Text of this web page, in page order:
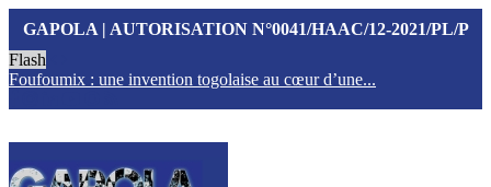
GAPOLA | AUTORISATION N°0041/HAAC/12-2021/PL/P
Flash
Foufoumix : une invention togolaise au cœur d’une...